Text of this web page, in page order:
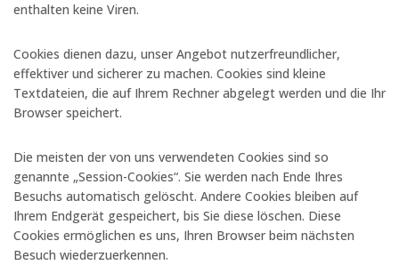
enthalten keine Viren.
Cookies dienen dazu, unser Angebot nutzerfreundlicher,
effektiver und sicherer zu machen. Cookies sind kleine
Textdateien, die auf Ihrem Rechner abgelegt werden und die Ihr
Browser speichert.
Die meisten der von uns verwendeten Cookies sind so
genannte „Session-Cookies“. Sie werden nach Ende Ihres
Besuchs automatisch gelöscht. Andere Cookies bleiben auf
Ihrem Endgerät gespeichert, bis Sie diese löschen. Diese
Cookies ermöglichen es uns, Ihren Browser beim nächsten
Besuch wiederzuerkennen.